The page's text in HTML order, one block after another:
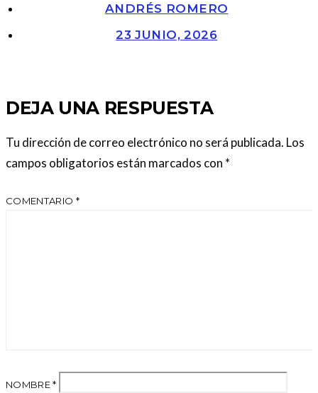
ANDRÉS ROMERO
23 JUNIO, 2026
DEJA UNA RESPUESTA
Tu dirección de correo electrónico no será publicada. Los
campos obligatorios están marcados con *
COMENTARIO *
NOMBRE*